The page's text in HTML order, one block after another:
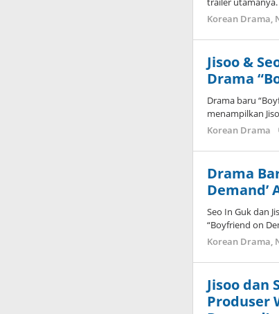
Korean Drama,
Jisoo &
Drama
Drama baru
menampilkan
Korean Drama
Drama
Demand’
Seo In Guk dan
“Boyfriend on
Korean Drama,
Jisoo dan
Produser